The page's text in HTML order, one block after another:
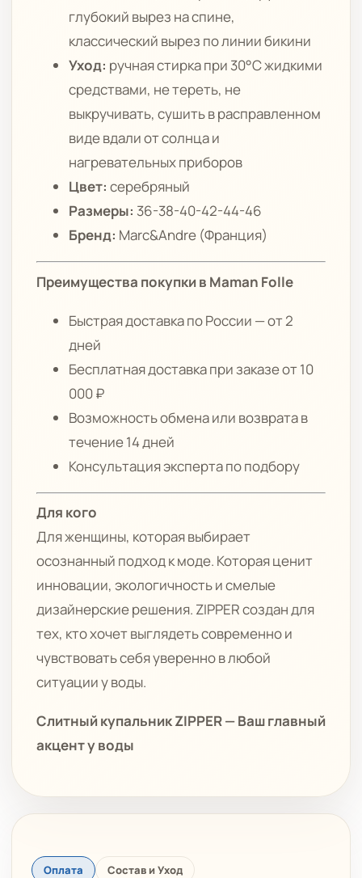
глубокий вырез на спине,
классический вырез по линии бикини
Уход: ручная стирка при 30°C жидкими
средствами, не тереть, не
выкручивать, сушить в расправленном
виде вдали от солнца и
нагревательных приборов
Цвет: серебряный
Размеры: 36-38-40-42-44-46
Бренд: Marc&Andre (Франция)
Преимущества покупки в Maman Folle
Быстрая доставка по России — от 2
дней
Бесплатная доставка при заказе от 10
000 ₽
Возможность обмена или возврата в
течение 14 дней
Консультация эксперта по подбору
Для кого
Для женщины, которая выбирает
осознанный подход к моде. Которая ценит
инновации, экологичность и смелые
дизайнерские решения. ZIPPER создан для
тех, кто хочет выглядеть современно и
чувствовать себя уверенно в любой
ситуации у воды.
Слитный купальник ZIPPER — Ваш главный
акцент у воды
Оплата Состав и Уход